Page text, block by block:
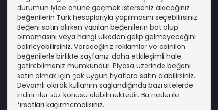
durumun iyice önüne geçmek isterseniz alacağınız
beğenilerin Türk hesaplarıyla yapılmasını seçebilirsiniz.
Beğeni satın alırken yapılan beğenilerin bot olup
olmamasını veya hangi ülkeden gelip gelmeyeceğini
belirleyebilirsiniz. Vereceğiniz reklamlar ve edinilen
beğenilerle birlikte sayfanızı daha etkileşimli hale
getirebilmeniz mümkündür. Piyasa üzerinde beğeni
satın almak için çok uygun fiyatlara satın alabilirsiniz.
Devamlı olarak kullanım sağlandığında bazı sitelerde
indirimler söz konusu olabilmektedir. Bu nedenle
fırsatları kaçırmamalısınız.